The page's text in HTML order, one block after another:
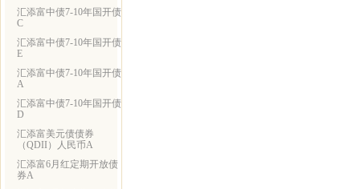
汇添富中债7-10年国开债
C
汇添富中债7-10年国开债
E
汇添富中债7-10年国开债
A
汇添富中债7-10年国开债
D
汇添富美元债债券
（QDII）人民币A
汇添富6月红定期开放债
券A